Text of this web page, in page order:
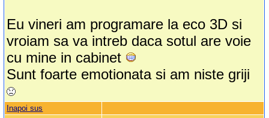
Eu vineri am programare la eco 3D si
vroiam sa va intreb daca sotul are voie
cu mine in cabinet
Sunt foarte emotionata si am niste griji
Inapoi sus